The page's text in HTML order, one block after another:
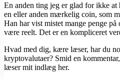
En anden ting jeg er glad for ikke at
en eller anden mærkelig coin, som
Han har vist mistet mange penge
være reelt. Det er en kompliceret
Hvad med dig, kære læser, har du
kryptovalutaer? Smid en
læser mit indlæg her.